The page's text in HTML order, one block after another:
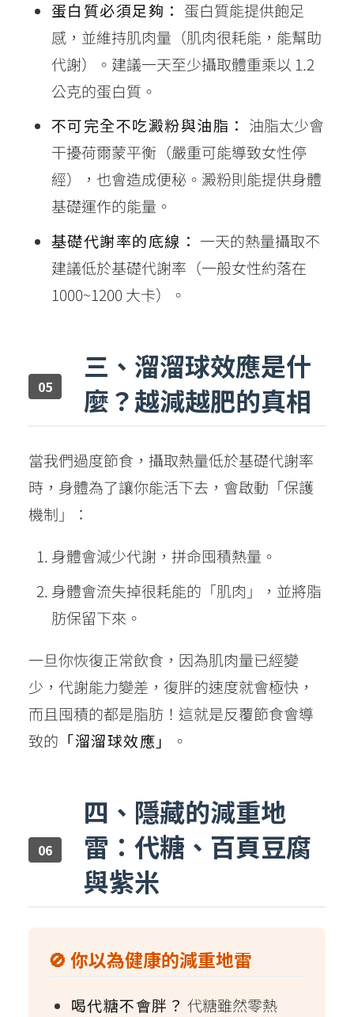
蛋白質必須足夠： 蛋白質能提供飽足
感，並維持肌肉量（肌肉很耗能，能幫助
代謝）。建議一天至少攝取體重乘以 1.2
公克的蛋白質。
不可完全不吃澱粉與油脂： 油脂太少會
干擾荷爾蒙平衡（嚴重可能導致女性停
經），也會造成便秘。澱粉則能提供身體
基礎運作的能量。
基礎代謝率的底線： 一天的熱量攝取不
建議低於基礎代謝率（一般女性約落在
1000~1200 大卡）。
三、溜溜球效應是什
麼？越減越肥的真相
當我們過度節食，攝取熱量低於基礎代謝率
時，身體為了讓你能活下去，會啟動「保護
機制」：
身體會減少代謝，拼命囤積熱量。
身體會流失掉很耗能的「肌肉」，並將脂
肪保留下來。
一旦你恢復正常飲食，因為肌肉量已經變
少，代謝能力變差，復胖的速度就會極快，
而且囤積的都是脂肪！這就是反覆節食會導
致的 「溜溜球效應」 。
四、隱藏的減重地
雷：代糖、百頁豆腐
與紫米
🚫 你以為健康的減重地雷
喝代糖不會胖？ 代糖雖然零熱